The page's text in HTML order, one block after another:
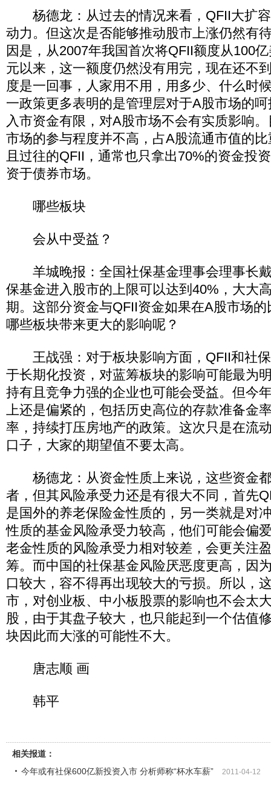
杨德龙：从过去的情况来看，QFII大扩容
动力。但这次是否能够推动股市上涨仍然有
因是，从2007年我国首次将QFII额度从100
元以来，这一额度仍然没有用完，现在还不
度是一回事，人家用不用，用多少、什么时
一政策更多表明的是管理层对于A股市场的
入市资金有限，对A股市场不会有实质影响
市场的参与程度并不高，占A股流通市值的
且过往的QFII，通常也只拿出70%的资金投
资于债券市场。
哪些板块
会从中受益？
羊城晚报：全国社保基金理事会理事长
保基金进入股市的上限可以达到40%，大大
期。这部分资金与QFII资金如果在A股市场
哪些板块带来更大的影响呢？
王战强：对于板块影响方面，QFII和社保
于长期化投资，对蓝筹板块的影响可能最为
持有且竞争力强的企业也可能会受益。但今
上还是偏紧的，包括历史高位的存款准备金
率，持续打压房地产的政策。这次只是在流
口子，大家的期望值不要太高。
杨德龙：从资金性质上来说，这些资金
者，但其风险承受力还是有很大不同，首先
是国外的养老保险金性质的，另一类就是对
性质的基金风险承受力较高，他们可能会偏
老金性质的风险承受力相对较差，会更关注
筹。而中国的社保基金风险厌恶度更高，因
口较大，容不得再出现较大的亏损。所以，
市，对创业板、中小板股票的影响也不会太
股，由于其盘子较大，也只能起到一个估值
块因此而大涨的可能性不大。
唐志顺 画
韩平
相关报道：
今年或有社保600亿新投资入市 分析师称“杯水车薪”
2011-04-12